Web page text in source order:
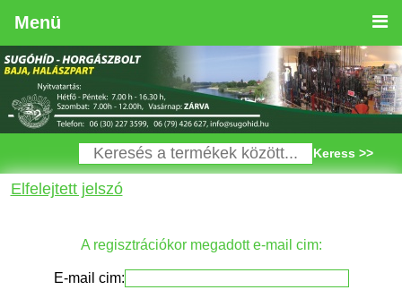
Menü
Keress >>
Elfelejtett jelszó
A regisztrációkor megadott e-mail cim:
E-mail cim: